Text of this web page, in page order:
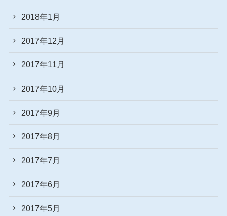
2018年1月
2017年12月
2017年11月
2017年10月
2017年9月
2017年8月
2017年7月
2017年6月
2017年5月